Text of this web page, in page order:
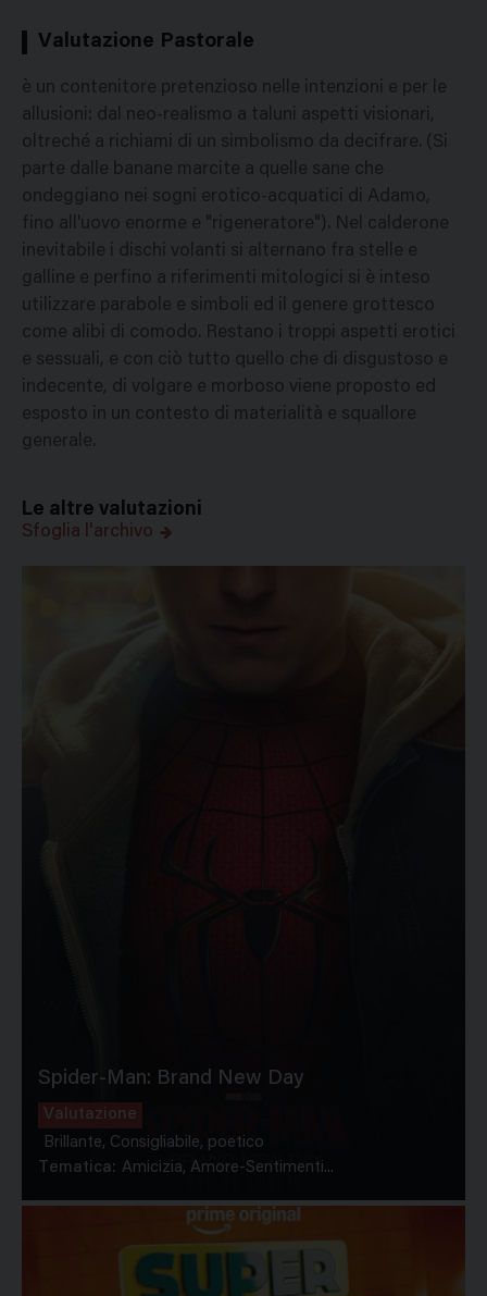
Valutazione Pastorale
è un contenitore pretenzioso nelle intenzioni e per le
allusioni: dal neo-realismo a taluni aspetti visionari,
oltreché a richiami di un simbolismo da decifrare. (Si
parte dalle banane marcite a quelle sane che
ondeggiano nei sogni erotico-acquatici di Adamo,
fino all'uovo enorme e "rigeneratore"). Nel calderone
inevitabile i dischi volanti si alternano fra stelle e
galline e perfino a riferimenti mitologici si è inteso
utilizzare parabole e simboli ed il genere grottesco
come alibi di comodo. Restano i troppi aspetti erotici
e sessuali, e con ciò tutto quello che di disgustoso e
indecente, di volgare e morboso viene proposto ed
esposto in un contesto di materialità e squallore
generale.
Le altre valutazioni
Sfoglia l'archivo
Spider-Man: Brand New Day
Valutazione
Brillante, Consigliabile, poetico
Tematica: Amicizia, Amore-Sentimenti...